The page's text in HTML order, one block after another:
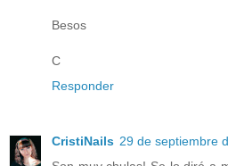
Besos
C
Responder
CristiNails 29 de septiembre